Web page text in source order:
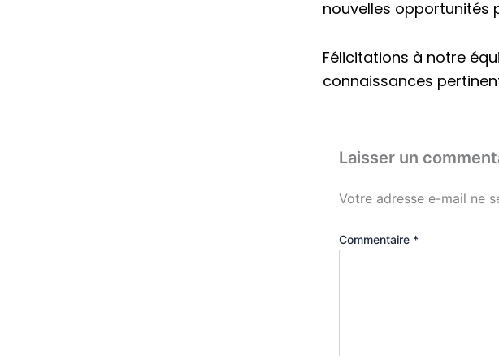
nouvelles opportunités
Félicitations à notre
connaissances
Laisser un
Votre adresse e-mail ne
Commentaire *